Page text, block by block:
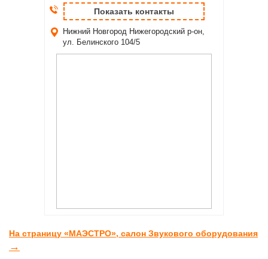
Показать контакты
Нижний Новгород Нижегородский р-он,
ул. Белинского 104/5
На страницу «МАЭСТРО», салон Звукового оборудования
→